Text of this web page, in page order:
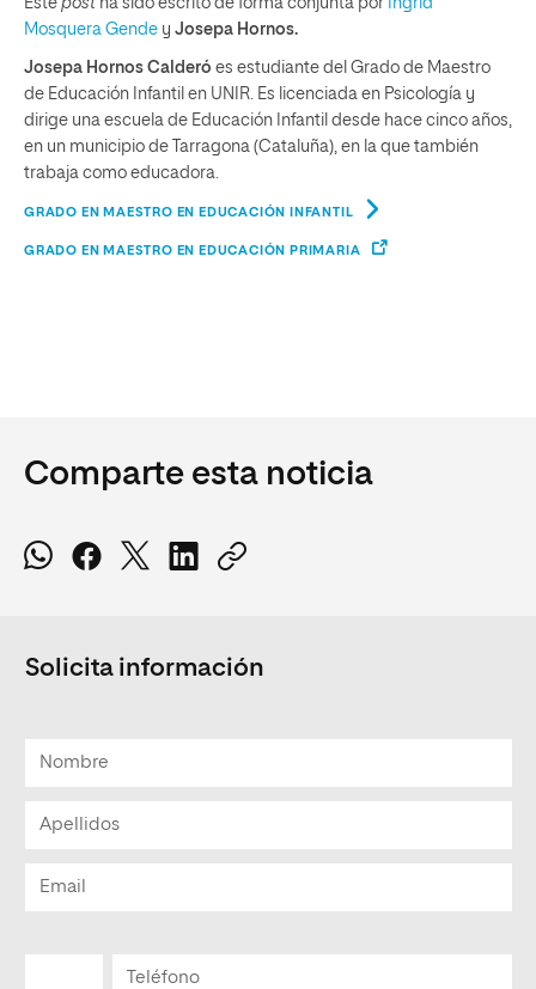
Este post ha sido escrito de forma conjunta por
Ingrid
Mosquera Gende y Josepa Hornos.
Josepa Hornos Calderó es estudiante del Grado de Maestro
de Educación Infantil en UNIR. Es licenciada en Psicología y
dirige una escuela de Educación Infantil desde hace cinco años,
en un municipio de Tarragona (Cataluña), en la que también
trabaja como educadora.
GRADO EN MAESTRO EN EDUCACIÓN INFANTIL
GRADO EN MAESTRO EN EDUCACIÓN PRIMARIA
Comparte esta noticia
Solicita información